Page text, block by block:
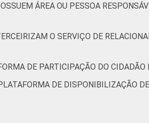
ÁREA OU PESSOA
O SERVIÇO DE
DE PARTICIPAÇÃO DO
DE DISPONIBILIZAÇÃO